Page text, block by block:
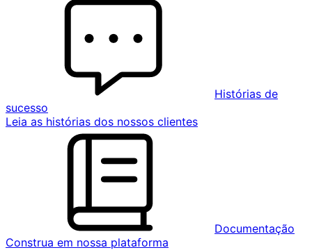
Histórias de
sucesso
Leia as histórias dos nossos clientes
Documentação
Construa em nossa plataforma